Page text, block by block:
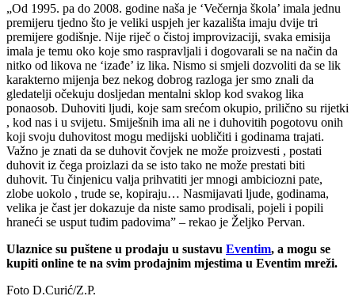
„Od 1995. pa do 2008. godine naša je ‘Večernja škola’ imala jednu
premijeru tjedno što je veliki uspjeh jer kazališta imaju dvije tri
premijere godišnje. Nije riječ o čistoj improvizaciji, svaka emisija
imala je temu oko koje smo raspravljali i dogovarali se na način da
nitko od likova ne ‘izađe’ iz lika. Nismo si smjeli dozvoliti da se lik
karakterno mijenja bez nekog dobrog razloga jer smo znali da
gledatelji očekuju dosljedan mentalni sklop kod svakog lika
ponaosob. Duhoviti ljudi, koje sam srećom okupio, prilično su rijetki
, kod nas i u svijetu. Smiješnih ima ali ne i duhovitih pogotovu onih
koji svoju duhovitost mogu medijski uobličiti i godinama trajati.
Važno je znati da se duhovit čovjek ne može proizvesti , postati
duhovit iz čega proizlazi da se isto tako ne može prestati biti
duhovit. Tu činjenicu valja prihvatiti jer mnogi ambiciozni pate,
zlobe uokolo , trude se, kopiraju… Nasmijavati ljude, godinama,
velika je čast jer dokazuje da niste samo prodisali, pojeli i popili
hraneći se usput tuđim padovima” – rekao je Željko Pervan.
Ulaznice su puštene u prodaju u sustavu Eventim, a mogu se
kupiti online te na svim prodajnim mjestima u Eventim mreži.
Foto D.Curić/Z.P.